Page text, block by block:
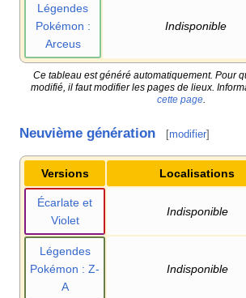
Légendes
Pokémon :
Arceus
Indisponible
Ce tableau est généré automatiquement. Pour
modifié, il faut modifier les pages de lieux.
cette page
Neuvième génération [modifier]
Versions Localisations
Écarlate et
Violet
Indisponible
Légendes
Pokémon : Z-
A
Indisponible